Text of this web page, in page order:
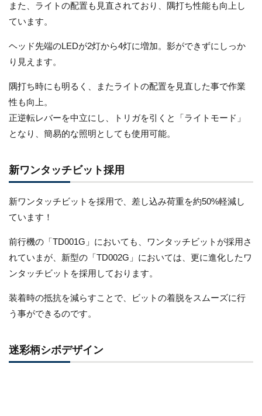
また、ライトの配置も見直されており、隅打ち性能も向上し
ています。
ヘッド先端のLEDが2灯から4灯に増加。影ができずにしっか
り見えます。
隅打ち時にも明るく、またライトの配置を見直した事で作業
性も向上。
正逆転レバーを中立にし、トリガを引くと「ライトモード」
となり、簡易的な照明としても使用可能。
新ワンタッチビット採用
新ワンタッチビットを採用で、差し込み荷重を約50%軽減し
ています！
前行機の「TD001G」においても、ワンタッチビットが採用さ
れていまが、新型の「TD002G」においては、更に進化したワ
ンタッチビットを採用しております。
装着時の抵抗を減らすことで、ビットの着脱をスムーズに行
う事ができるのです。
迷彩柄シボデザイン